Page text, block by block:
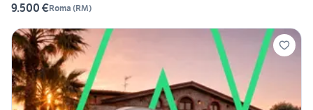
9.500 €Roma (RM)